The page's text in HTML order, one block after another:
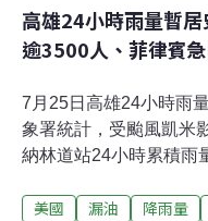
高雄24小時雨量暫
逾3500人、菲律賓
7月25日高雄24小時雨
象署統計，受颱風凱米
納林道站24小時累積雨
建站來的最大雨量。（
美國 漏油 降雨量